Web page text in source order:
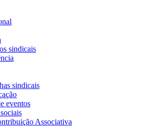
sindicais
sindicais
eventos
Associativa